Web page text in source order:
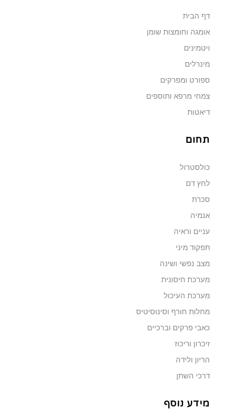
דף הבית
אומגה וחומצות שומן
ויטמינים
מינרלים
ספורט ומפרקים
צמחי מרפא ותוספים
דיאטות
תחום
כולסטרול
לחץ דם
סכרת
אנמיה
עניים וראיה
תפקוד מיני
מצב נפשי ושינה
מערכת חיסונית
מערכת העיכול
מחלות חורף וסינוסיטיס
כאבי פרקים וברכיים
זיכרון וריכוז
הריון ולידה
דרכי השתן
מידע נוסף